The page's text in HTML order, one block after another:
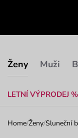
Ženy
LETNÍ VÝPRODEJ %
Muži
Home/Ženy/Sluneční